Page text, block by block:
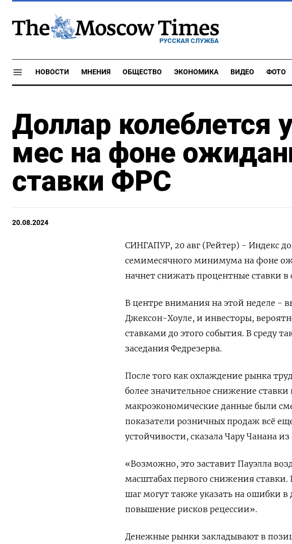
РУССКАЯ СЛУЖБА
НОВОСТИ МНЕНИЯ ОБЩЕСТВО ЭКОНОМИКА ВИДЕО ФОТО
Доллар колеблется
мес на фоне
ставки ФРС
20.08.2024
СИНГАПУР, 20 авг (Рейтер) - Индекс
семимесячного минимума на фоне
начнет снижать процентные ставки в
В центре внимания на этой неделе -
Джексон-Хоуле, и инвесторы,
ставками до этого события. В среду
заседания Федрезерва.
После того как охлаждение рынка
более значительное снижение ставки
макроэкономические данные были
показатели розничных продаж всё
устойчивости, сказала Чару Чанана из
«Возможно, это заставит Пауэлла
масштабах первого снижения
шаг могут также указать на ошибки
повышение рисков рецессии».
Денежные рынки закладывают в